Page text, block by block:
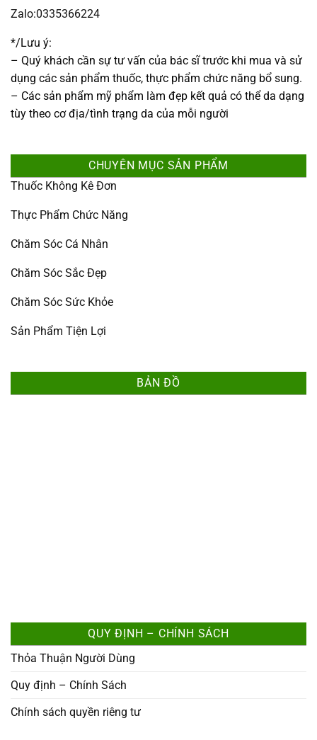
Zalo:0335366224
*/Lưu ý:
– Quý khách cần sự tư vấn của bác sĩ trước khi mua và sử
dụng các sản phẩm thuốc, thực phẩm chức năng bổ sung.
– Các sản phẩm mỹ phẩm làm đẹp kết quả có thể da dạng
tùy theo cơ địa/tình trạng da của mỗi người
CHUYÊN MỤC SẢN PHẨM
Thuốc Không Kê Đơn
Thực Phẩm Chức Năng
Chăm Sóc Cá Nhân
Chăm Sóc Sắc Đẹp
Chăm Sóc Sức Khỏe
Sản Phẩm Tiện Lợi
BẢN ĐỒ
QUY ĐỊNH – CHÍNH SÁCH
Thỏa Thuận Người Dùng
Quy định – Chính Sách
Chính sách quyền riêng tư